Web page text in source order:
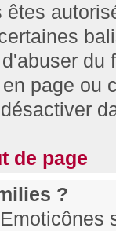
êtes
du
page ou
de page
?